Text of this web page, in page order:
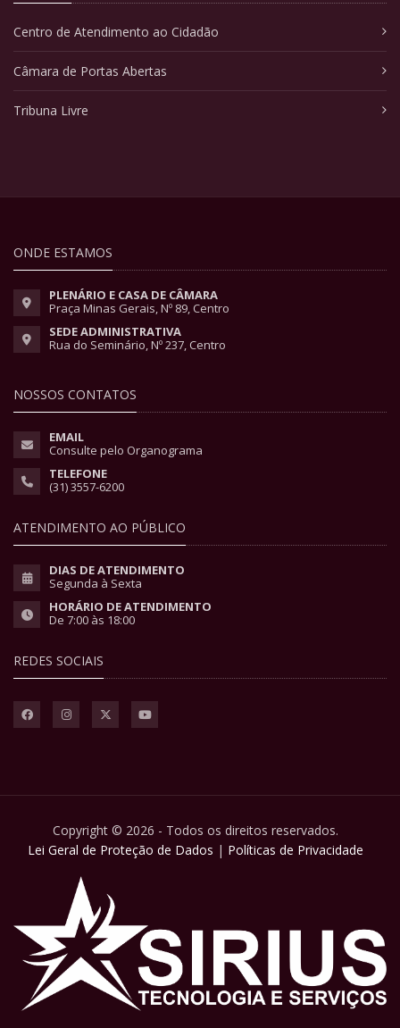
Centro de Atendimento ao Cidadão
Câmara de Portas Abertas
Tribuna Livre
ONDE ESTAMOS
PLENÁRIO E CASA DE CÂMARA
Praça Minas Gerais, Nº 89, Centro
SEDE ADMINISTRATIVA
Rua do Seminário, Nº 237, Centro
NOSSOS CONTATOS
EMAIL
Consulte pelo Organograma
TELEFONE
(31) 3557-6200
ATENDIMENTO AO PÚBLICO
DIAS DE ATENDIMENTO
Segunda à Sexta
HORÁRIO DE ATENDIMENTO
De 7:00 às 18:00
REDES SOCIAIS
Copyright © 2026 - Todos os direitos reservados.
Lei Geral de Proteção de Dados | Políticas de Privacidade